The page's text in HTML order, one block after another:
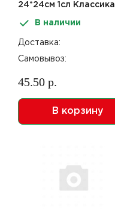
24*24см 1сл Классика
В наличии
Доставка:
Самовывоз:
45.50 р.
В корзину